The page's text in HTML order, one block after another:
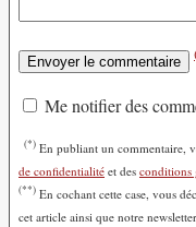
Me notifier des
(*) En publiant un commentaire,
de confidentialité et des conditions
(**) En cochant cette case, vous
cet article ainsi que notre